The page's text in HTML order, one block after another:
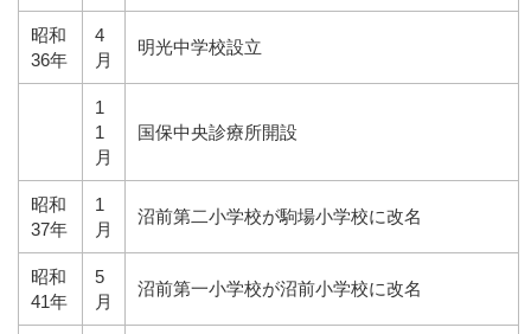
昭和
36年
4
月
明光中学校設立
1
1
月
国保中央診療所開設
昭和
37年
1
月
沼前第二小学校が駒場小学校に改名
昭和
41年
5
月
沼前第一小学校が沼前小学校に改名